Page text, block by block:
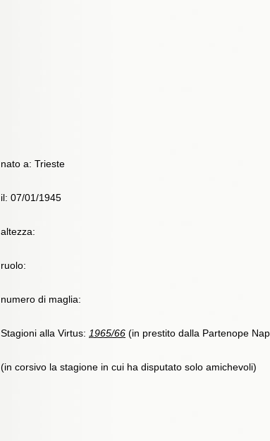
nato a: Trieste
il: 07/01/1945
altezza:
ruolo:
numero di maglia:
Stagioni alla Virtus: 1965/66 (in prestito dalla Partenope
(in corsivo la stagione in cui ha disputato solo amichevoli)